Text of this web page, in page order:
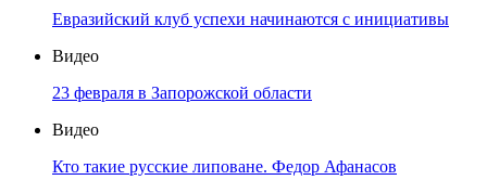
Евразийский клуб успехи начинаются с инициативы
Видео
23 февраля в Запорожской области
Видео
Кто такие русские липоване. Федор Афанасов